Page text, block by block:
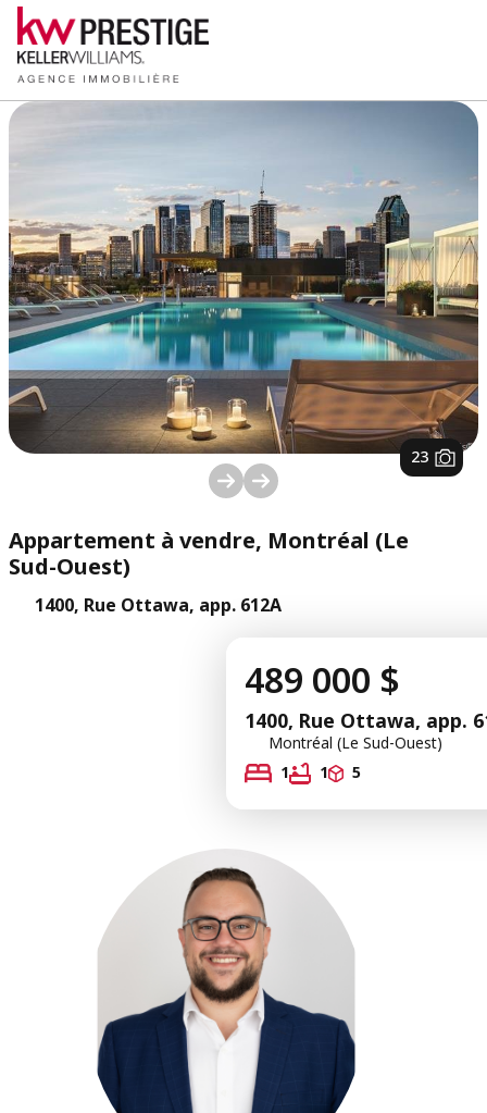
1/ 23
Appartement à vendre, Montréal (Le
Sud-Ouest)
1400, Rue Ottawa, app. 612A
489 000 $
1400, Rue Ottawa, app.
Montréal (Le Sud-Ouest)
1
1 5